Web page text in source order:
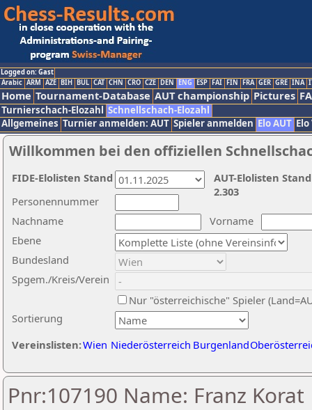
Logged on: Gast
Arabic ARM AZE BIH BUL CAT CHN CRO CZE DEN ENG ESP FAI FIN FRA GER GRE INA
Home Tournament-Database AUT championship Pictures
Turnierschach-Elozahl Schnellschach-Elozahl
Allgemeines Turnier anmelden: AUT Spieler anmelden Elo AUT
Willkommen bei den offiziellen
Nachname
Vorname
Ebene
Sortierung
Personennummer
Bundesland
Spgem./Kreis/Verein
Nur "österreichische" Spieler
Vereinslisten:Wien Niederösterreich Burgenland
AUT-Elolisten
2.303
FIDE-Elolisten Stand
Pnr:107190 Name: Franz Korat